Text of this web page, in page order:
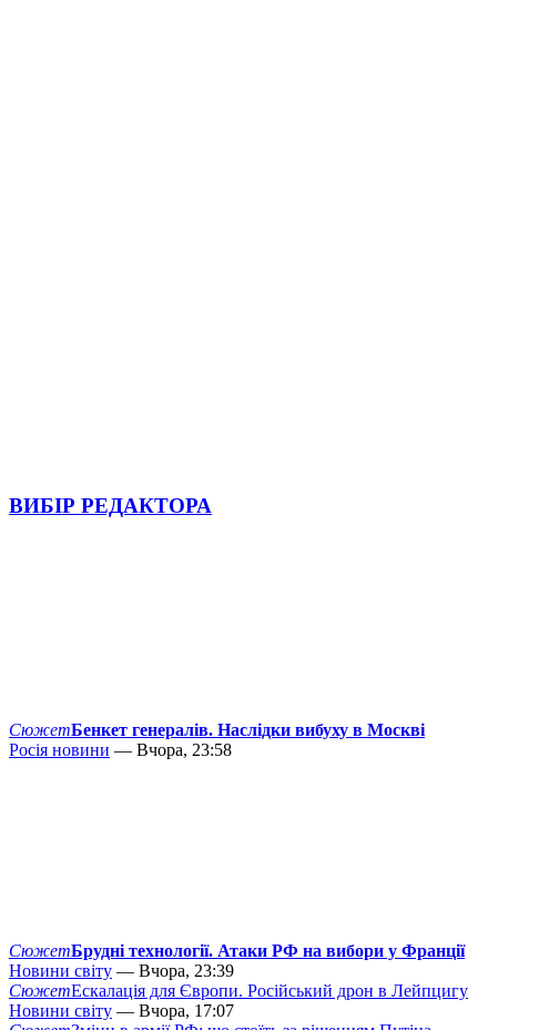
ВИБІР РЕДАКТОРА
СюжетБенкет генералів. Наслідки вибуху в Москві
Росія новини — Вчора, 23:58
СюжетБрудні технології. Атаки РФ на вибори у Франції
Новини світу — Вчора, 23:39
СюжетЕскалація для Європи. Російський дрон в Лейпцигу
Новини світу — Вчора, 17:07